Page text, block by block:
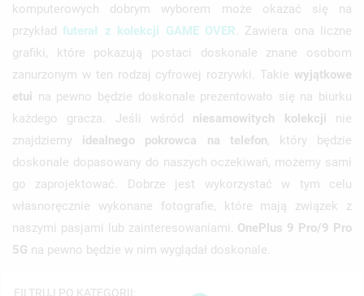
komputerowych dobrym wyborem może okazać się na
przykładfuterał z kolekcji GAME OVER . Zawiera ona liczne
grafiki, które pokazują postaci doskonale znane osobom
zanurzonym w ten rodzaj cyfrowej rozrywki. Takie wyjątkowe
etui na pewno będzie doskonale prezentowało się na biurku
każdego gracza. Jeśli wśród niesamowitych kolekcji nie
znajdziemy idealnego pokrowca na telefon, który będzie
doskonale dopasowany do naszych oczekiwań, możemy sami
go zaprojektować. Dobrze jest wykorzystać w tym celu
własnoręcznie wykonane fotografie, które mają związek z
naszymi pasjami lub zainteresowaniami. OnePlus 9 Pro/9 Pro
5G na pewno będzie w nim wyglądał doskonale.
FILTRUJ PO KATEGORII:
((MODALTITLE))